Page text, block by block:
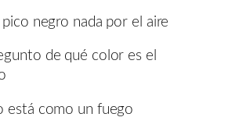
negro nada por el aire
de qué color es el
está como un fuego